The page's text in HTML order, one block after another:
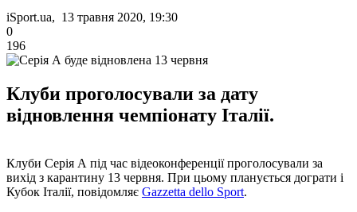
iSport.ua, 13 травня 2020, 19:30
0
196
Клуби проголосували за дату
відновлення чемпіонату Італії.
Клуби Серія А під час відеоконференції проголосували за
вихід з карантину 13 червня. При цьому планується дограти і
Кубок Італії, повідомляє Gazzetta dello Sport.